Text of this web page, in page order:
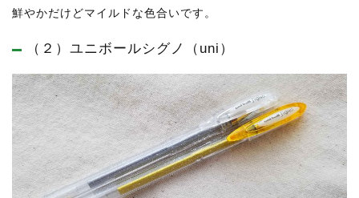
鮮やかだけどマイルドな色合いです。
（２）ユニボールシグノ（uni）